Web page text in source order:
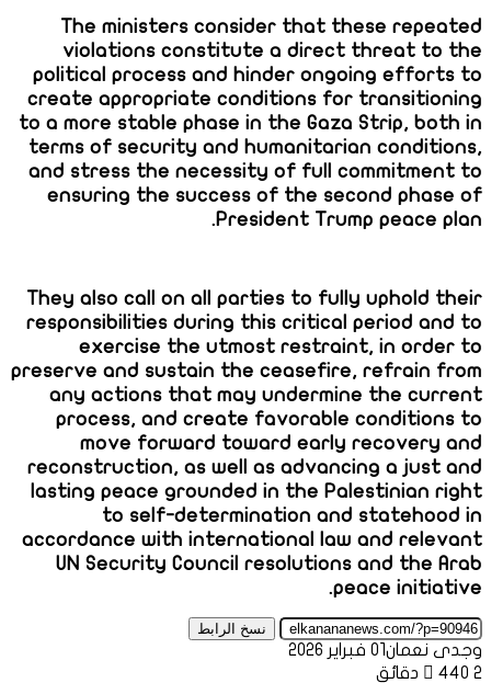
The ministers consider that these repeated
violations constitute a direct threat to the
political process and hinder ongoing efforts to
create appropriate conditions for transitioning
to a more stable phase in the Gaza Strip, both in
terms of security and humanitarian conditions,
and stress the necessity of full commitment to
ensuring the success of the second phase of
President Trump peace plan.
They also call on all parties to fully uphold their
responsibilities during this critical period and to
exercise the utmost restraint, in order to
preserve and sustain the ceasefire, refrain from
any actions that may undermine the current
process, and create favorable conditions to
move forward toward early recovery and
reconstruction, as well as advancing a just and
lasting peace grounded in the Palestinian right
to self-determination and statehood in
accordance with international law and relevant
UN Security Council resolutions and the Arab
peace initiative.
نسخ الرابط
وجدى نعمان01 فبراير 2026
440 2 دقائق